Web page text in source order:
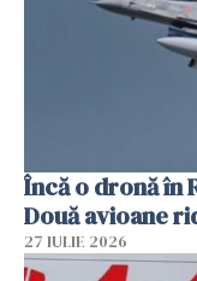
Încă o dronă în
Două avioane
27 IULIE 2026